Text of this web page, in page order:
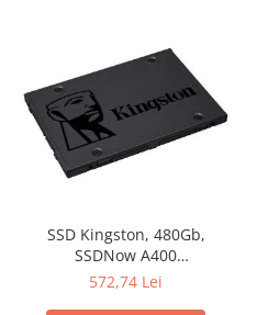
SSD Kingston, 480Gb,
SSDNow A400
"SA400S37/480G"
572,74 Lei